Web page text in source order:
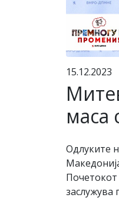
15.12.2023
маса
Одлуките
заслужува